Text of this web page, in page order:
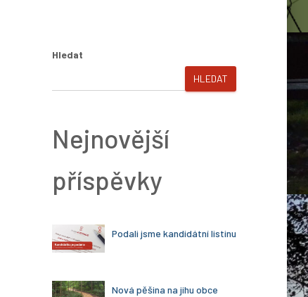
Hledat
HLEDAT
Nejnovější
příspěvky
Podali jsme kandidátní listinu
Nová pěšina na jihu obce